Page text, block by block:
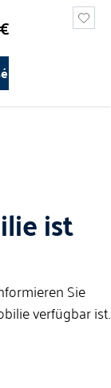
ist
Sie
verfügbar ist.